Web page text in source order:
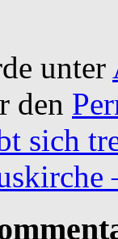
unter
den
sich